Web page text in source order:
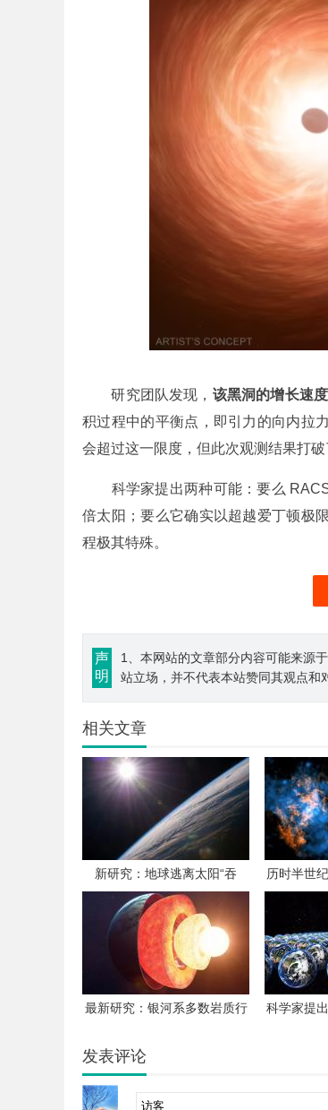
研究团队发现， 该黑洞的增长速
积过程中的平衡点，即引力的向内拉
会超过这一限度，但此次观测结果打破
科学家提出两种可能：要么
倍太阳；要么它确实以超越爱丁顿极
程极其特殊。
声
明
1、本网站的文章部分内容可能来源
站立场，并不代表本站赞同其观点和
相关文章
新研究：地球逃离太阳“吞
噬”命运的可能性增大
历时半世
最新研究：银河系多数岩质行
科学家提
发表评论